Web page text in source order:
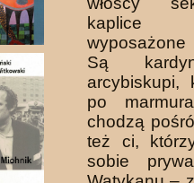
wyposażone
Są
arcybiskupi,
po
chodzą
też ci,
so­bie